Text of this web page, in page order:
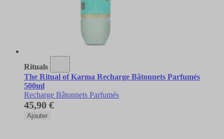
Rituals
The Ritual of Karma Recharge Bâtonnets Parfumés
500ml
Recharge Bâtonnets Parfumés
45,90 €
Ajouter